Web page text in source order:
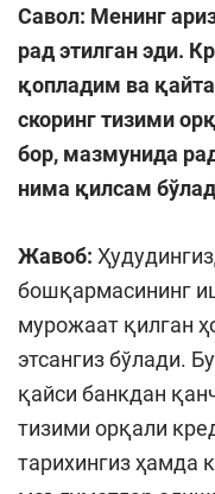
Савол: Менинг
рад этилган эди.
қопладим ва
скоринг тизими
бор, мазмунида
нима қилсам
Жавоб:
бошқармасининг
мурожаат қилган
этсангиз бўлади.
қайси банкдан
тизими орқали
тарихингиз ҳамда